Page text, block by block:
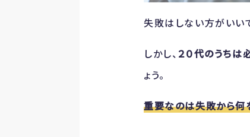
失敗はしない方がいい
しかし、 ２０代のうちは
ょう。
重要なのは失敗から何